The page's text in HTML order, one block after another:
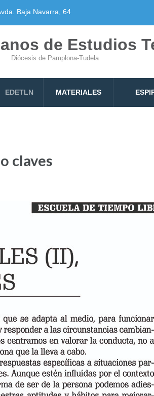
Baja Navarra, 64
de Estudios
Diócesis de Pamplona-Tudela
EDETLN MATERIALES
claves